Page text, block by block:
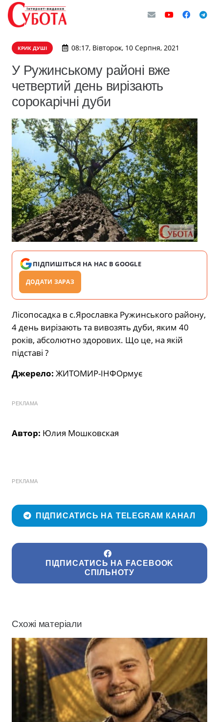
КРИК ДУШІ 08:17, Вівторок, 10 Серпня, 2021
У Ружинському районі вже
четвертий день вирізають
сорокарічні дуби
ПІДПИШІТЬСЯ НА НАС В GOOGLE
ДОДАТИ ЗАРАЗ
Лісопосадка в с.Ярославка Ружинського району,
4 день вирізають та вивозять дуби, яким 40
років, абсолютно здорових. Що це, на якій
підставі ?
Джерело: ЖИТОМИР-ІНФОрмує
РЕКЛАМА
Автор: Юлия Мошковская
РЕКЛАМА
ПІДПИСАТИСЬ НА TELEGRAM КАНАЛ
ПІДПИСАТИСЬ НА FACEBOOK
СПІЛЬНОТУ
Схожі матеріали